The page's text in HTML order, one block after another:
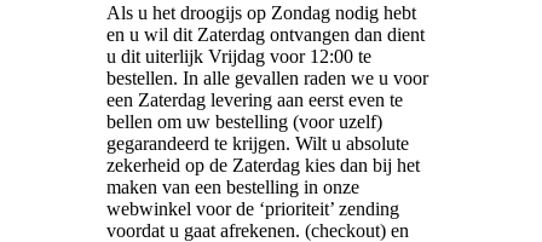
Als u het droogijs op Zondag nodig hebt
en u wil dit Zaterdag ontvangen dan dient
u dit uiterlijk Vrijdag voor 12:00 te
bestellen. In alle gevallen raden we u voor
een Zaterdag levering aan eerst even te
bellen om uw bestelling (voor uzelf)
gegarandeerd te krijgen. Wilt u absolute
zekerheid op de Zaterdag kies dan bij het
maken van een bestelling in onze
webwinkel voor de ‘prioriteit’ zending
voordat u gaat afrekenen. (checkout) en